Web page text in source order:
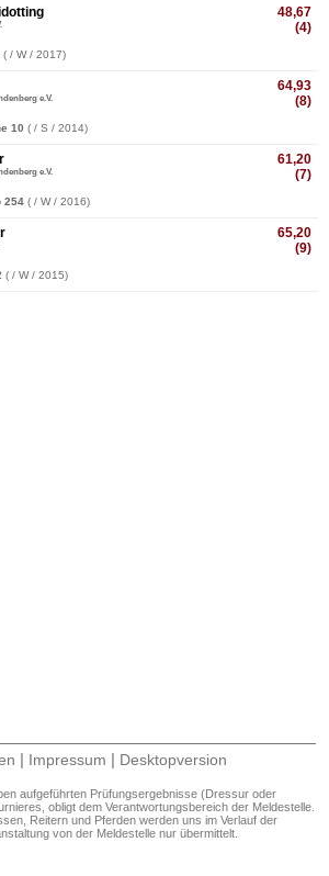
48,67
(4)
( / W / 2017)
64,93
(8)
e.V.
10 ( / S / 2014)
61,20
(7)
e.V.
254 ( / W / 2016)
65,20
(9)
( / W / 2015)
| Impressum | Desktopversion
aufgeführten Prüfungsergebnisse (Dressur oder
obligt dem Verantwortungsbereich der Meldestelle.
Reitern und Pferden werden uns im Verlauf der
von der Meldestelle nur übermittelt.